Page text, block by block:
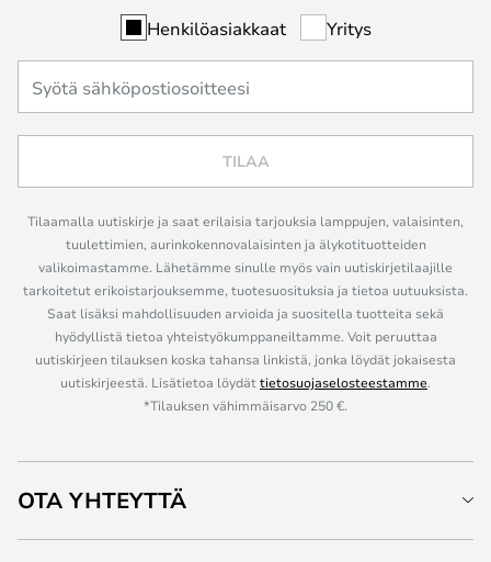
Henkilöasiakkaat Yritys
TILAA
Tilaamalla uutiskirje ja saat erilaisia tarjouksia lamppujen, valaisinten,
tuulettimien, aurinkokennovalaisinten ja älykotituotteiden
valikoimastamme. Lähetämme sinulle myös vain uutiskirjetilaajille
tarkoitetut erikoistarjouksemme, tuotesuosituksia ja tietoa uutuuksista.
Saat lisäksi mahdollisuuden arvioida ja suositella tuotteita sekä
hyödyllistä tietoa yhteistyökumppaneiltamme. Voit peruuttaa
uutiskirjeen tilauksen koska tahansa linkistä, jonka löydät jokaisesta
uutiskirjeestä. Lisätietoa löydättietosuojaselosteestamme.
*Tilauksen vähimmäisarvo 250 €.
OTA YHTEYTTÄ